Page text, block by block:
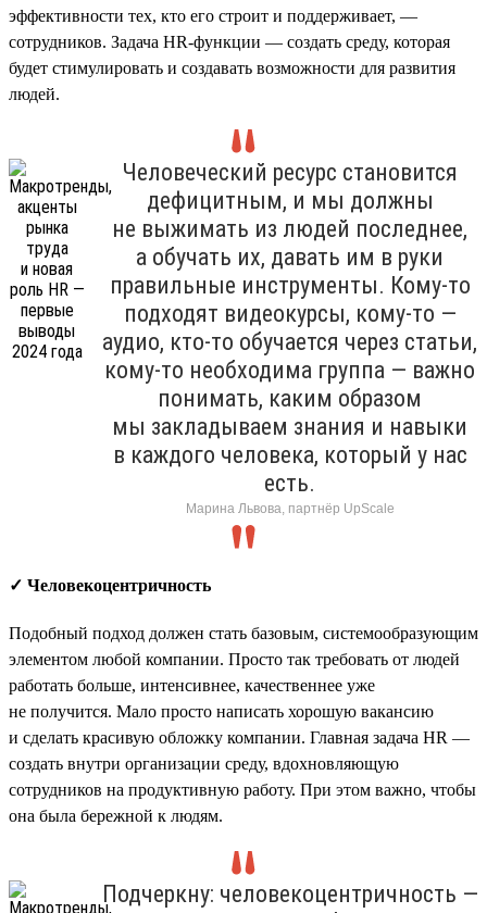
эффективности тех, кто его строит и поддерживает, —
сотрудников. Задача HR-функции — создать среду, которая
будет стимулировать и создавать возможности для развития
людей.
Человеческий ресурс становится
дефицитным, и мы должны
не выжимать из людей последнее,
а обучать их, давать им в руки
правильные инструменты. Кому-то
подходят видеокурсы, кому-то —
аудио, кто-то обучается через статьи,
кому-то необходима группа — важно
понимать, каким образом
мы закладываем знания и навыки
в каждого человека, который у нас
есть.
Марина Львова, партнёр UpScale
✓ Человекоцентричность
Подобный подход должен стать базовым, системообразующим
элементом любой компании. Просто так требовать от людей
работать больше, интенсивнее, качественнее уже
не получится. Мало просто написать хорошую вакансию
и сделать красивую обложку компании. Главная задача HR —
создать внутри организации среду, вдохновляющую
сотрудников на продуктивную работу. При этом важно, чтобы
она была бережной к людям.
Подчеркну: человекоцентричность —